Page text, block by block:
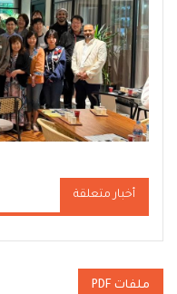
أخبار متعلقة
ملفات PDF